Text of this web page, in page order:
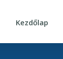
Kezdőlap